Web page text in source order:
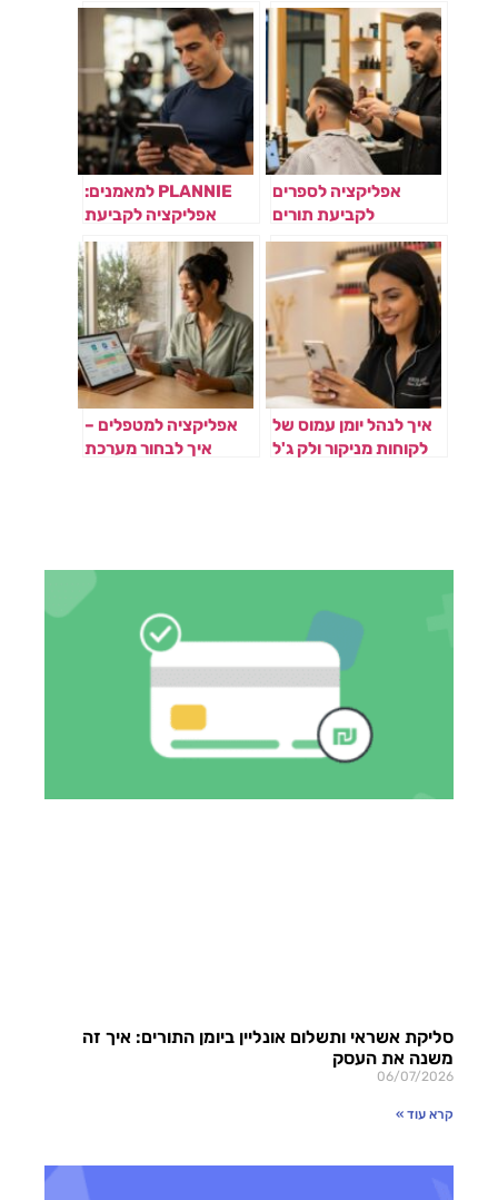
אפליקציה לספרים
לקביעת תורים
במספרה
PLANNIE למאמנים:
אפליקציה לקביעת
תורים למאמני כושר
איך לנהל יומן עמוס של
לקוחות מניקור ולק ג'ל
אפליקציה למטפלים –
איך לבחור מערכת
סליקת אשראי ותשלום אונליין ביומן התורים: איך זה
משנה את העסק
06/07/2026
קרא עוד »